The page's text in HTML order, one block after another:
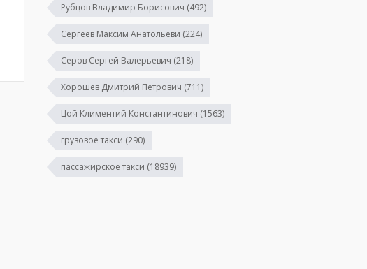
Рубцов Владимир Борисович (492)
Сергеев Максим Анатольеви (224)
Серов Сергей Валерьевич (218)
Хорошев Дмитрий Петрович (711)
Цой Климентий Константинович (1563)
грузовое такси (290)
пассажирское такси (18939)